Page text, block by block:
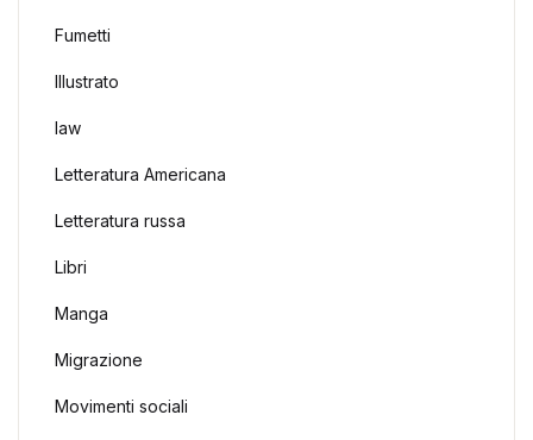
Fumetti
Illustrato
law
Letteratura Americana
Letteratura russa
Libri
Manga
Migrazione
Movimenti sociali